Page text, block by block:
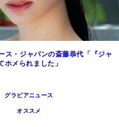
ス・ジャパンの斎藤恭代「『ジャ
ホメられました」
グラビアニュース
オススメ